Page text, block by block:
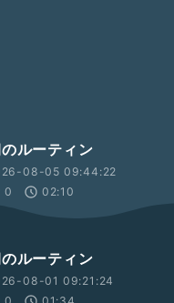
ルーティン
08-05 09:44:22
0
02:10
ルーティン
08-01 09:21:24